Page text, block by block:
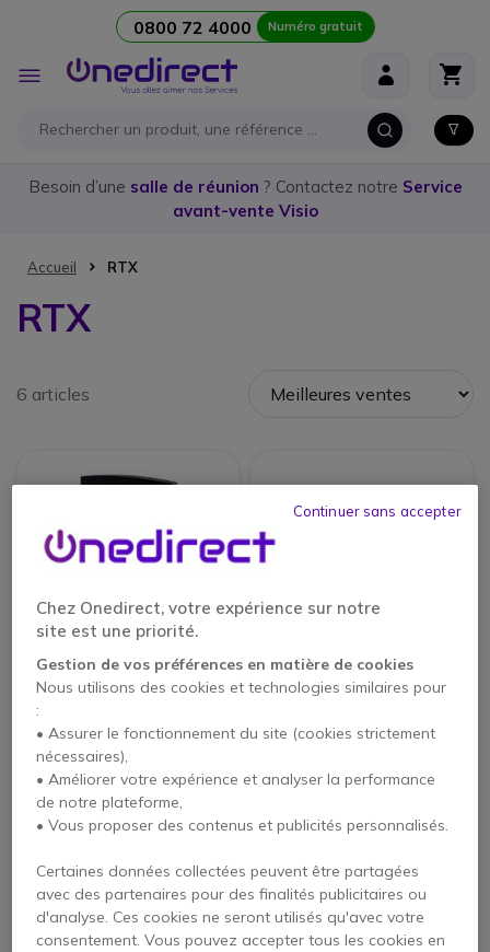
0800 72 4000 Numéro gratuit
Affichage
navigation
Besoin d’une salle de réunion ? Contactez notre Service
avant-vente Visio
Accueil RTX
RTX
6 articles
RTX8660 unité de
base
269,95 €
124,95 € HT -54%
RTX 8632
230,95 €
Chez Onedirect, votre expérience sur notre
site est une priorité.
Gestion de vos préférences en matière de cookies
Nous utilisons des cookies et technologies similaires pour
:
• Assurer le fonctionnement du site (cookies strictement
nécessaires),
• Améliorer votre expérience et analyser la performance
de notre plateforme,
• Vous proposer des contenus et publicités personnalisés.
Certaines données collectées peuvent être partagées
avec des partenaires pour des finalités publicitaires ou
d'analyse. Ces cookies ne seront utilisés qu'avec votre
consentement. Vous pouvez accepter tous les cookies en
Continuer sans accepter